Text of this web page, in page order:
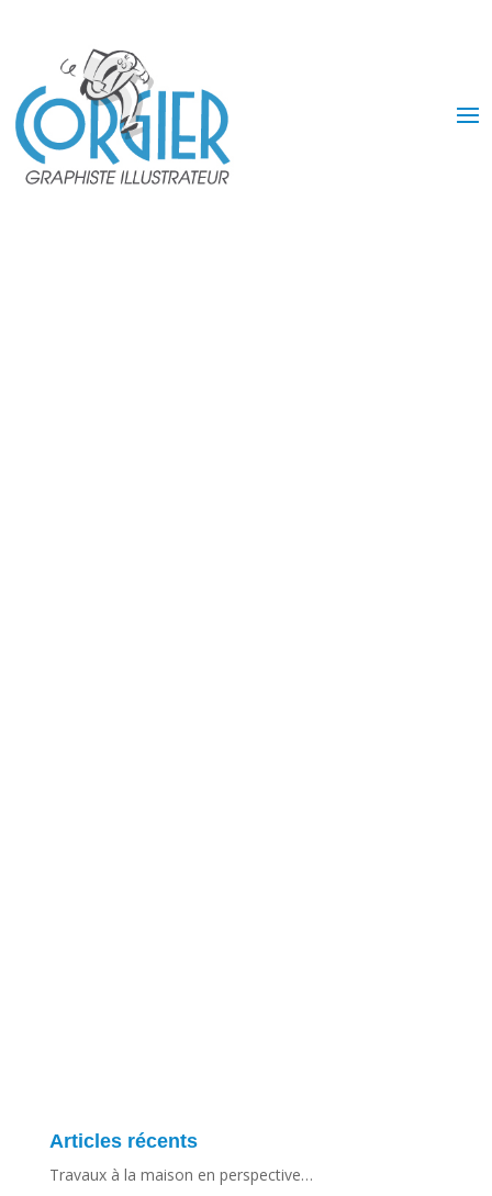
Articles récents
Travaux à la maison en perspective…